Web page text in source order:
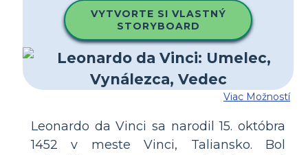
VYTVORTE SI VLASTNÝ
STORYBOARD
Viac Možností
Leonardo da Vinci sa narodil 15. októbra
1452 v meste Vinci, Taliansko. Bol